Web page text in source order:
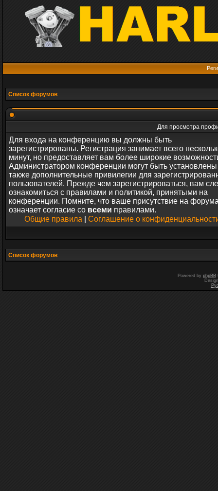
Список форумов
Для просмотра
Для входа на конференцию вы должны быть
зарегистрированы. Регистрация занимает всего
минут, но предоставляет вам более широкие
Администратором конференции могут быть установлены
также дополнительные привилегии для
пользователей. Прежде чем зарегистрироваться, вам
ознакомиться с правилами и политикой, принятыми на
конференции. Помните, что ваше присутствие на
означает согласие со всеми правилами.
Общие правила
Соглашение о
Список форумов
Powered by phpBB